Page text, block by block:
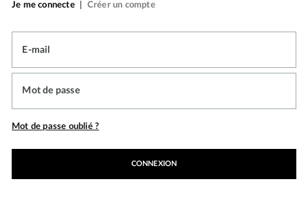
Je me connecte Créer un compte
E-mail
Mot de passe
Mot de passe oublié ?
CONNEXION